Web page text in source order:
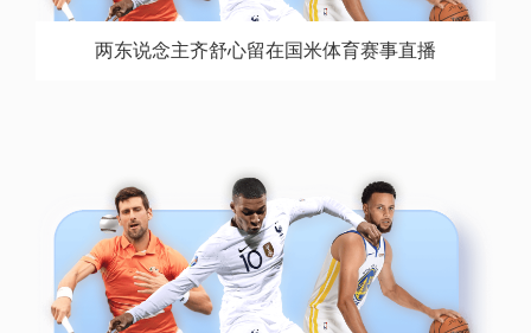
两东说念主齐舒心留在国米体育赛事直播